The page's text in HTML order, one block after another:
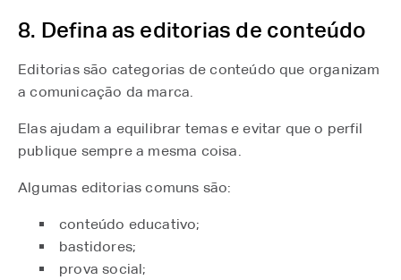
8. Defina as editorias de conteúdo
Editorias são categorias de conteúdo que organizam
a comunicação da marca.
Elas ajudam a equilibrar temas e evitar que o perfil
publique sempre a mesma coisa.
Algumas editorias comuns são:
conteúdo educativo;
bastidores;
prova social;